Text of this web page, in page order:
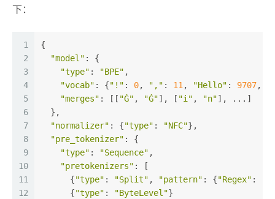
下：
1
2
3
4
5
6
7
8
9
10
11
12
{
"model" : {
"type" : "BPE" ,
"vocab" : {"!" : 0, "," : 11 , "Hello" : 9707,
"merges" : [[ "Ġ" , "Ġ"], [ "i" , "n"], ...]
  },
"normalizer" : {"type" : "NFC"},
"pre_tokenizer" : {
"type" : "Sequence" ,
"pretokenizers" : [
      {
"type" : "Split" , "pattern" : {"Regex" :
      {
"type" : "ByteLevel"}